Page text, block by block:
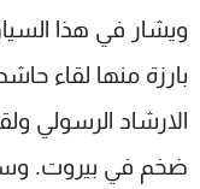
ويشار في هذا
بارزة منها لقاء
الارشاد الرسولي
ضخم في بيروت.